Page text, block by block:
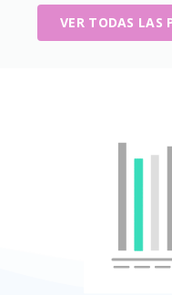
VER TODAS LAS